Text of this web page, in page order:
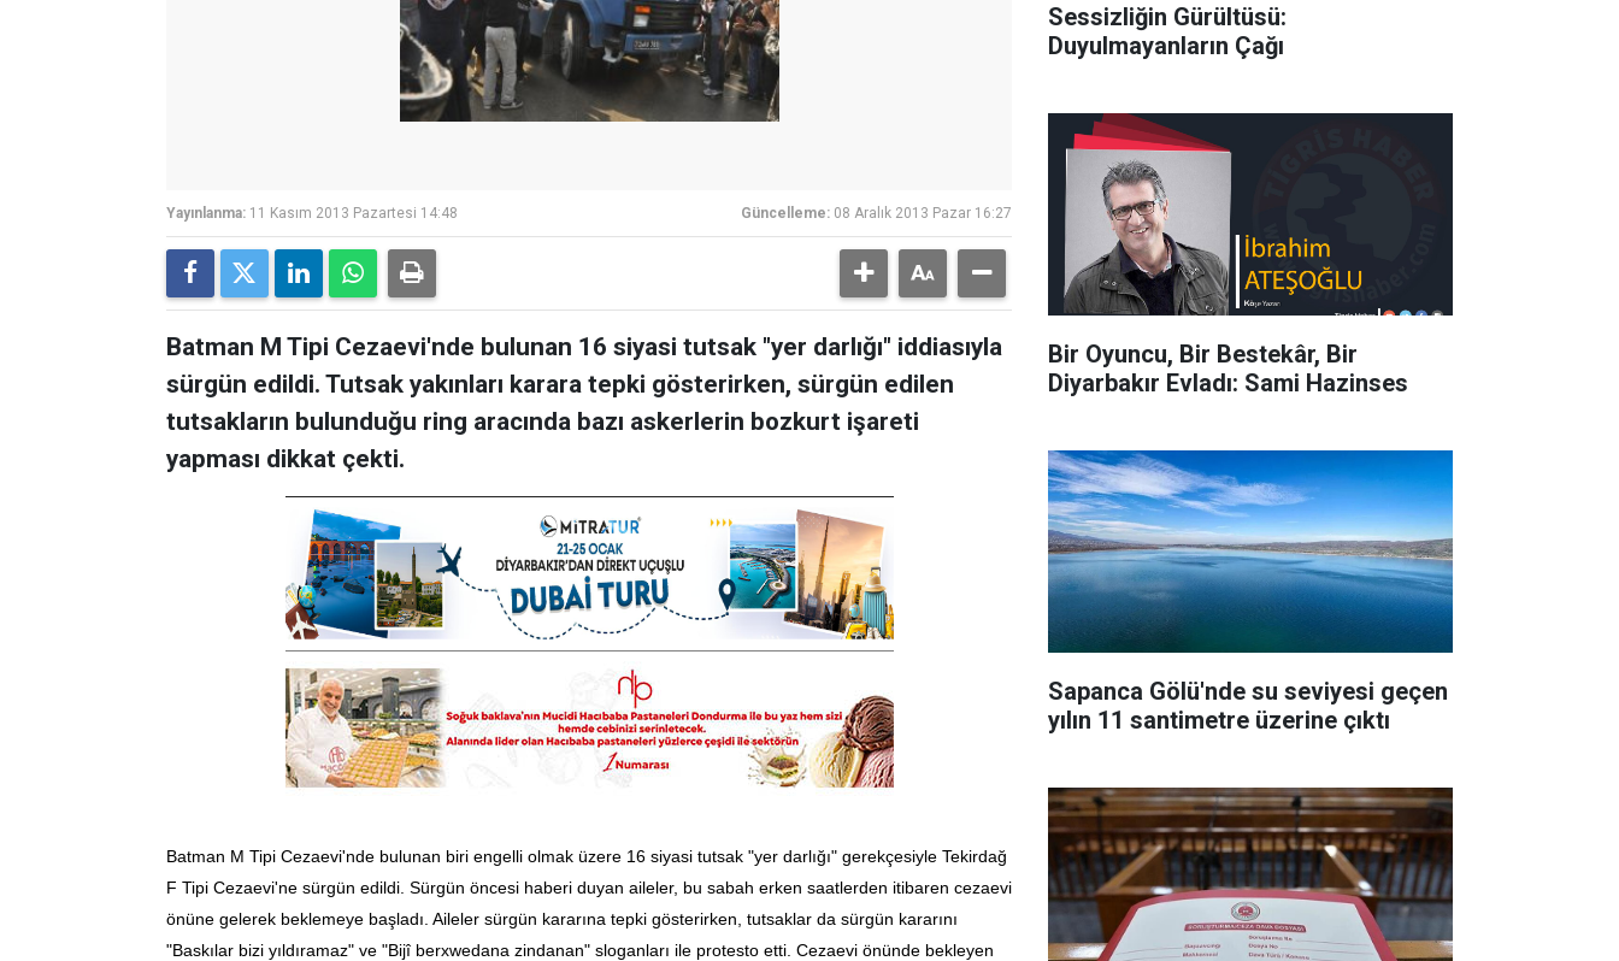
Yayınlanma: 11 Kasım 2013 Pazartesi 14:48 Güncelleme: 08 Aralık 2013 Pazar 16:27
Batman M Tipi Cezaevi'nde bulunan 16 siyasi tutsak "yer darlığı" iddiasıyla
sürgün edildi. Tutsak yakınları karara tepki gösterirken, sürgün edilen
tutsakların bulunduğu ring aracında bazı askerlerin bozkurt işareti
yapması dikkat çekti.
Batman M Tipi Cezaevi'nde bulunan biri engelli olmak üzere 16 siyasi tutsak "yer darlığı" gerekçesiyle Tekirdağ
F Tipi Cezaevi'ne sürgün edildi. Sürgün öncesi haberi duyan aileler, bu sabah erken saatlerden itibaren cezaevi
önüne gelerek beklemeye başladı. Aileler sürgün kararına tepki gösterirken, tutsaklar da sürgün kararını
"Baskılar bizi yıldıramaz" ve "Bijî berxwedana zindanan" sloganları ile protesto etti. Cezaevi önünde bekleyen
Sessizliğin Gürültüsü:
Duyulmayanların Çağı
Bir Oyuncu, Bir Bestekâr, Bir
Diyarbakır Evladı: Sami Hazinses
Sapanca Gölü'nde su seviyesi geçen
yılın 11 santimetre üzerine çıktı